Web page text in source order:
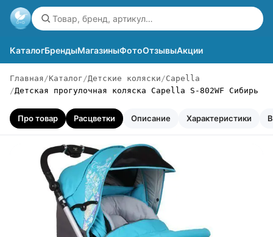
КаталогБрендыМагазиныФотоОтзывыАкции
Главная Каталог Детские коляски
Capella
Детская прогулочная коляска Capella S-802WF Сибирь
Про товар Расцветки Описание Характеристики